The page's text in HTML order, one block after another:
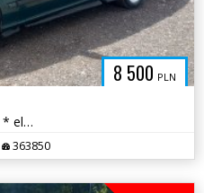
8 500 PLN
Opel Calibra 2.0B 115KM 1993r * el szyby podwozie po renowacji * TORUŃ
363850